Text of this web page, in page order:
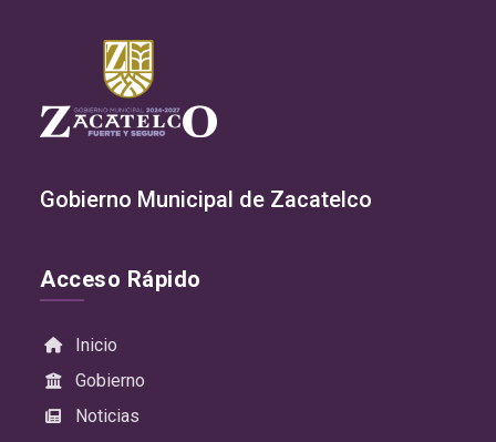
Gobierno Municipal de Zacatelco
Acceso Rápido
Inicio
Gobierno
Noticias